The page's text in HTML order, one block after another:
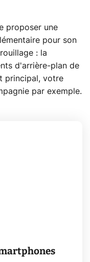
proposer une
pour son
: la
d'arrière-plan de
principal, votre
par exemple.